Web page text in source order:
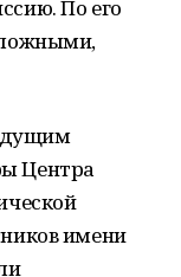
По его
Центра
имени